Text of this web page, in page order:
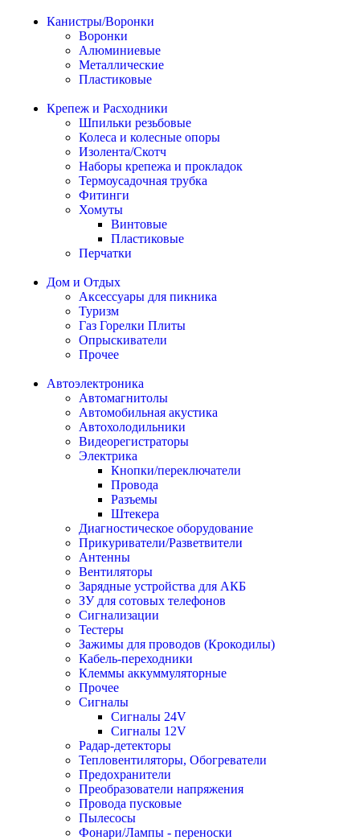
Канистры/Воронки
Воронки
Алюминиевые
Металлические
Пластиковые
Крепеж и Расходники
Шпильки резьбовые
Колеса и колесные опоры
Изолента/Скотч
Наборы крепежа и прокладок
Термоусадочная трубка
Фитинги
Хомуты
Винтовые
Пластиковые
Перчатки
Дом и Отдых
Аксессуары для пикника
Туризм
Газ Горелки Плиты
Опрыскиватели
Прочее
Автоэлектроника
Автомагнитолы
Автомобильная акустика
Автохолодильники
Видеорегистраторы
Электрика
Кнопки/переключатели
Провода
Разъемы
Штекера
Диагностическое оборудование
Прикуриватели/Разветвители
Антенны
Вентиляторы
Зарядные устройства для АКБ
ЗУ для сотовых телефонов
Сигнализации
Тестеры
Зажимы для проводов (Крокодилы)
Кабель-переходники
Клеммы аккуммуляторные
Прочее
Сигналы
Сигналы 24V
Сигналы 12V
Радар-детекторы
Тепловентиляторы, Обогреватели
Предохранители
Преобразователи напряжения
Провода пусковые
Пылесосы
Фонари/Лампы - переноски